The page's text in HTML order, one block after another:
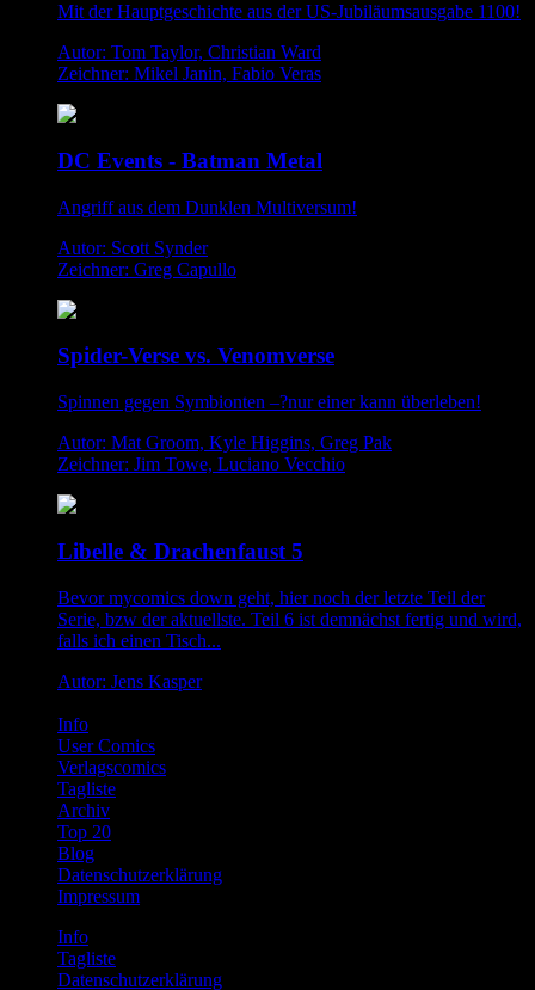
Mit der Hauptgeschichte aus der US-Jubiläumsausgabe 1100!
Autor: Tom Taylor, Christian Ward
Zeichner: Mikel Janin, Fabio Veras
DC Events - Batman Metal
Angriff aus dem Dunklen Multiversum!
Autor: Scott Synder
Zeichner: Greg Capullo
Spider-Verse vs. Venomverse
Spinnen gegen Symbionten –?nur einer kann überleben!
Autor: Mat Groom, Kyle Higgins, Greg Pak
Zeichner: Jim Towe, Luciano Vecchio
Libelle & Drachenfaust 5
Bevor mycomics down geht, hier noch der letzte Teil der
Serie, bzw der aktuellste. Teil 6 ist demnächst fertig und wird,
falls ich einen Tisch...
Autor: Jens Kasper
Info
User Comics
Verlagscomics
Tagliste
Archiv
Top 20
Blog
Datenschutzerklärung
Impressum
Info
Tagliste
Datenschutzerklärung